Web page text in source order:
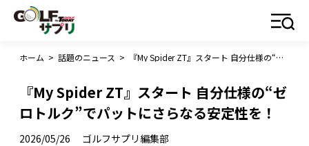
ホーム > 話題のニュース > 『My Spider ZT』スタート 自分仕様の“ゼロトルク”でパットにさらなる安定性を！
『My Spider ZT』スタート 自分仕様の“ゼ
ロトルク”でパットにさらなる安定性を！
2026/05/26 ゴルフサプリ編集部